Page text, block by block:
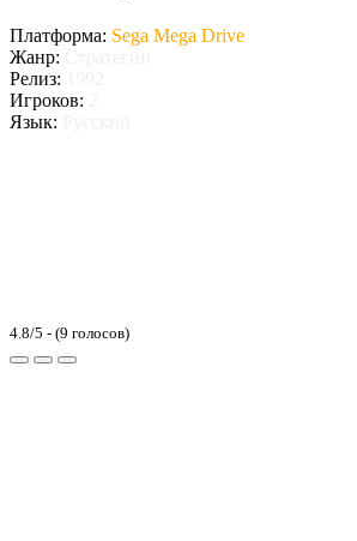
Платформа: Sega Mega Drive
Жанр:
Релиз:
Игроков:
Язык:
4.8/5 - (9 голосов)